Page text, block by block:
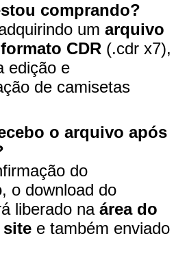
comprando?
um arquivo
CDR (.cdr x7),
edição e
de camisetas
o arquivo após
do
o download do
liberado na área do
e também enviado